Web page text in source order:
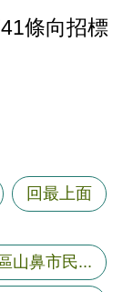
條向招標
回最上面
山鼻市民...